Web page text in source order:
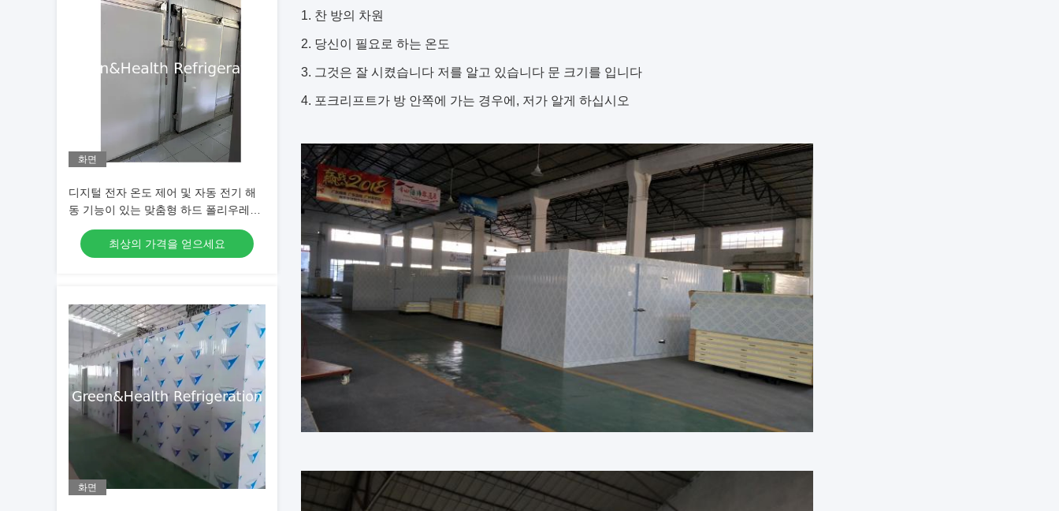
화면
디지털 전자 온도 제어 및 자동 전기 해
동 기능이 있는 맞춤형 하드 폴리우레탄
폼 냉동 창고
최상의 가격을 얻으세요
화면
1. 찬 방의 차원
2. 당신이 필요로 하는 온도
3. 그것은 잘 시켰습니다 저를 알고 있습니다 문 크기를 입니다
4. 포크리프트가 방 안쪽에 가는 경우에, 저가 알게 하십시오